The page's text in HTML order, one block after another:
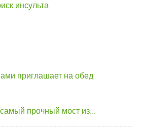
инсульта
приглашает на обед
прочный мост из...